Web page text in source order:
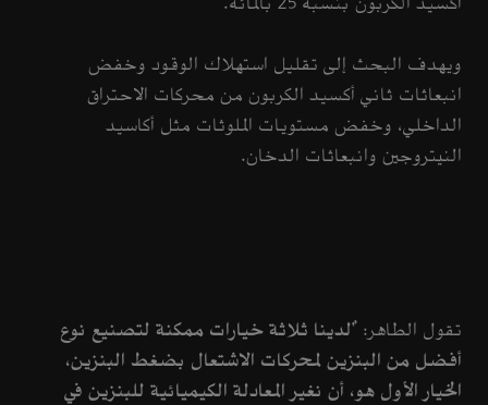
ويهدف البحث إلى تقليل استهلاك الوقود وخفض
انبعاثات ثاني أكسيد الكربون من محركات الاحتراق
الداخلي، وخفض مستويات الملوثات مثل أكاسيد
النيتروجين وانبعاثات الدخان.
تقول الطاهر: "لدينا ثلاثة خيارات ممكنة لتصنيع نوع
أفضل من البنزين لمحركات الاشتعال بضغط البنزين،
الخيار الأول هو، أن نغير المعادلة الكيميائية للبنزين في